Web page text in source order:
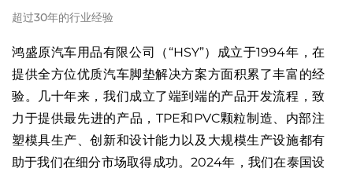
超过30年的行业经验
鸿盛原汽车用品有限公司（“HSY”）成立于1994年，在
提供全方位优质汽车脚垫解决方案方面积累了丰富的经
验。几十年来，我们成立了端到端的产品开发流程，致
力于提供最先进的产品，TPE和PVC颗粒制造、内部注
塑模具生产、创新和设计能力以及大规模生产设施都有
助于我们在细分市场取得成功。2024年，我们在泰国设